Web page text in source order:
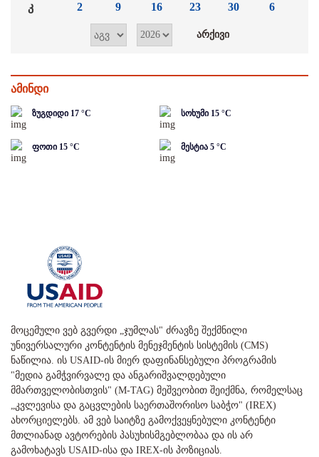
კ 2 9 16 23 30 6
ამინდი
ზუგდიდი 17 °C სოხუმი 15 °C
ფოთი 15 °C მესტია 5 °C
მოცემული ვებ გვერდი „ჯუმლას" ძრავზე შექმნილი
უნივერსალური კონტენტის მენეჯმენტის სისტემის (CMS)
ნაწილია. ის USAID-ის მიერ დაფინანსებული პროგრამის
"მედია გამჭვირვალე და ანგარიშვალდებული
მმართველობისთვის" (M-TAG) მეშვეობით შეიქმნა, რომელსაც
„კვლევისა და გაცვლების საერთაშორისო საბჭო" (IREX)
ახორციელებს. ამ ვებ საიტზე გამოქვეყნებული კონტენტი
მთლიანად ავტორების პასუხისმგებლობაა და ის არ
გამოხატავს USAID-ისა და IREX-ის პოზიციას.